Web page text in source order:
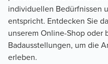
individuellen Bedürfnissen
entspricht. Entdecken Sie
unserem Online-Shop oder
Badausstellungen, um die
erleben.